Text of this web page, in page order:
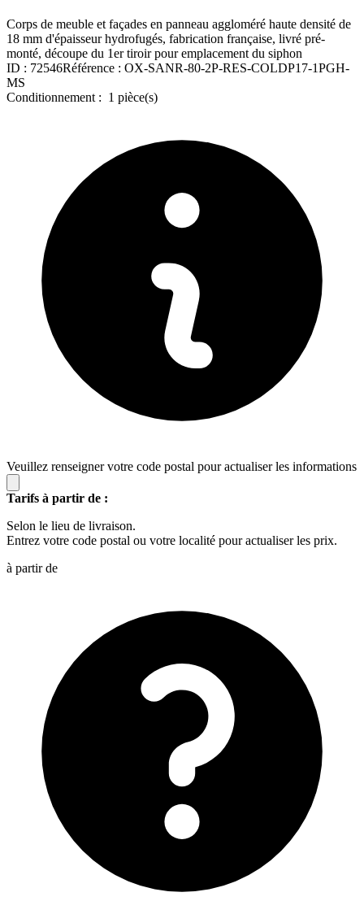
Corps de meuble et façades en panneau aggloméré haute densité de
18 mm d'épaisseur hydrofugés, fabrication française, livré pré-
monté, découpe du 1er tiroir pour emplacement du siphon
ID : 72546Référence : OX-SANR-80-2P-RES-COLDP17-1PGH-
MS
Conditionnement : 1 pièce(s)
Veuillez renseigner votre code postal pour actualiser les informations
Tarifs à partir de :
Selon le lieu de livraison.
Entrez votre code postal ou votre localité pour actualiser les prix.
à partir de